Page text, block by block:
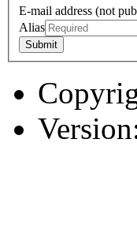
E-mail address (not
Alias